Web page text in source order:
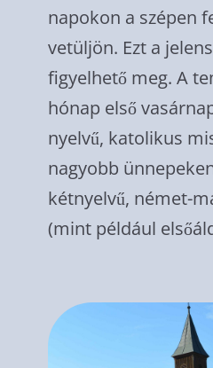
napokon a szépen
vetüljön. Ezt a
figyelhető meg. A
hónap első
nyelvű, katolikus
nagyobb
kétnyelvű, német-
(mint például